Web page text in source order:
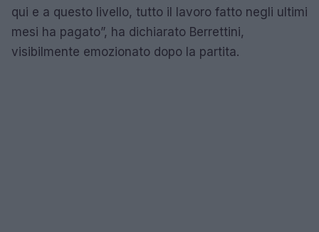
qui e a questo livello, tutto il lavoro fatto negli ultimi
mesi ha pagato”, ha dichiarato Berrettini,
visibilmente emozionato dopo la partita.